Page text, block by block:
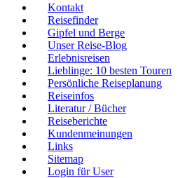
Kontakt
Reisefinder
Gipfel und Berge
Unser Reise-Blog
Erlebnisreisen
Lieblinge: 10 besten Touren
Persönliche Reiseplanung
Reiseinfos
Literatur / Bücher
Reiseberichte
Kundenmeinungen
Links
Sitemap
Login für User